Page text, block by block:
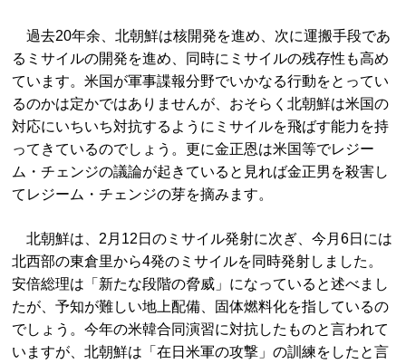
過去20年余、北朝鮮は核開発を進め、次に運搬手段であ
るミサイルの開発を進め、同時にミサイルの残存性も高め
ています。米国が軍事諜報分野でいかなる行動をとってい
るのかは定かではありませんが、おそらく北朝鮮は米国の
対応にいちいち対抗するようにミサイルを飛ばす能力を持
ってきているのでしょう。更に金正恩は米国等でレジー
ム・チェンジの議論が起きていると見れば金正男を殺害し
てレジーム・チェンジの芽を摘みます。
北朝鮮は、2月12日のミサイル発射に次ぎ、今月6日には
北西部の東倉里から4発のミサイルを同時発射しました。
安倍総理は「新たな段階の脅威」になっていると述べまし
たが、予知が難しい地上配備、固体燃料化を指しているの
でしょう。今年の米韓合同演習に対抗したものと言われて
いますが、北朝鮮は「在日米軍の攻撃」の訓練をしたと言